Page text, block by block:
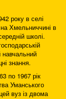
року в селі
Хмельниччині в
школі.
навчальний
знання.
по 1967 рік
Уманського
вуз із двома